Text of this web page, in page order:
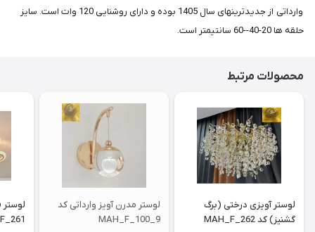
وارداتی از جدیدترینهای سال 1405 بوده و دارای روشنایی 120 وات است. سایز
حلقه ها 20-40--60 سانتیمتر است.
محصولات مرتبط
لوستر آویزی درختی (برگ
گشنیز) کد MAH_F_262
لوستر مدرن آویز وارداتی کد
MAH_F_100_9